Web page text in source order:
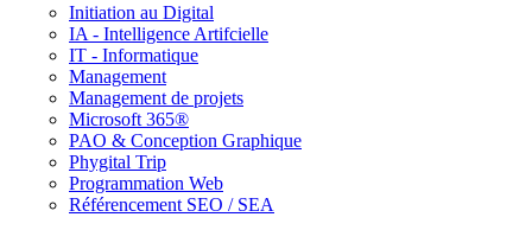
Initiation au Digital
IA - Intelligence Artifcielle
IT - Informatique
Management
Management de projets
Microsoft 365®
PAO & Conception Graphique
Phygital Trip
Programmation Web
Référencement SEO / SEA